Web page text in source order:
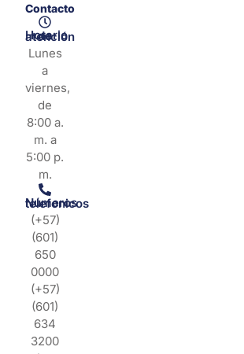
Contacto
Horario de atención
Lunes
a
viernes,
de
8:00 a.
m. a
5:00 p.
m.
Números telefonicos
(+57)
(601)
650
0000
(+57)
(601)
634
3200